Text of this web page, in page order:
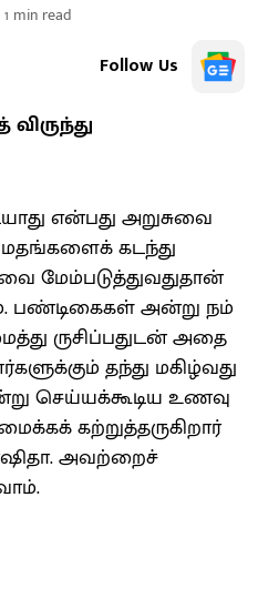
1 min read
Follow Us
என்பது அறுசுவை
கடந்து
மேம்படுத்துவதுதான்
பண்டிகைகள் அன்று நம்
ருசிப்பதுடன் அதை
தந்து மகிழ்வது
செய்யக்கூடிய உணவு
கற்றுத்தருகிறார்
அவற்றைச்